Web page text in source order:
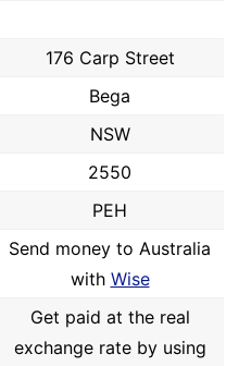
176 Carp Street
Bega
NSW
2550
PEH
Send money to Australia
with Wise
Get paid at the real
exchange rate by using